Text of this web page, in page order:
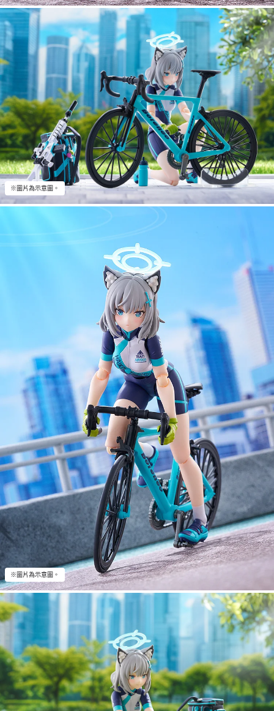
※圖片為示意圖。
※圖片為示意圖。